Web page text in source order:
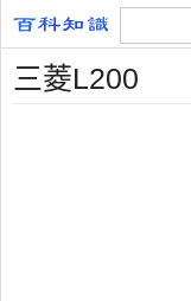
三菱L200